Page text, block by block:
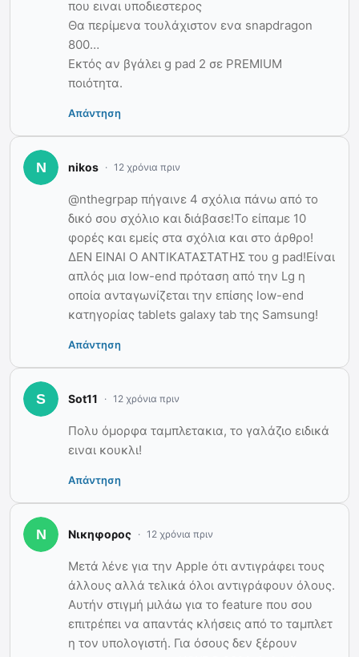
που ειναι υποδιεστερος
Θα περίμενα τουλάχιστον ενα snapdragon
800…
Εκτός αν βγάλει g pad 2 σε PREMIUM
ποιότητα.
Απάντηση
nikos 12 χρόνια πριν
@nthegrpap πήγαινε 4 σχόλια πάνω από το
δικό σου σχόλιο και διάβασε!Το είπαμε 10
φορές και εμείς στα σχόλια και στο άρθρο!
ΔΕΝ ΕΙΝΑΙ Ο ΑΝΤΙΚΑΤΑΣΤΑΤΗΣ του g pad!Είναι
απλός μια low-end πρόταση από την Lg η
οποία ανταγωνίζεται την επίσης low-end
κατηγορίας tablets galaxy tab της Samsung!
Απάντηση
Sot11 12 χρόνια πριν
Πολυ όμορφα ταμπλετακια, το γαλάζιο ειδικά
ειναι κουκλι!
Απάντηση
Νικηφορος 12 χρόνια πριν
Μετά λένε για την Apple ότι αντιγράφει τους
άλλους αλλά τελικά όλοι αντιγράφουν όλους.
Αυτήν στιγμή μιλάω για το feature που σου
επιτρέπει να απαντάς κλήσεις από το ταμπλετ
η τον υπολογιστή. Για όσους δεν ξέρουν